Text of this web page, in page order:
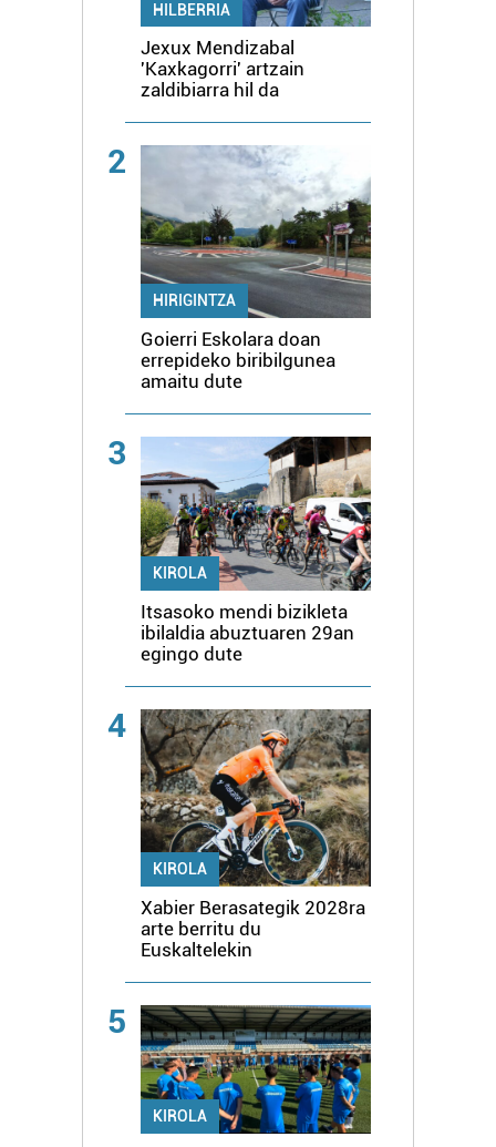
HILBERRIA
Jexux Mendizabal
'Kaxkagorri' artzain
zaldibiarra hil da
2
HIRIGINTZA
Goierri Eskolara doan
errepideko biribilgunea
amaitu dute
3
KIROLA
Itsasoko mendi bizikleta
ibilaldia abuztuaren 29an
egingo dute
4
KIROLA
Xabier Berasategik 2028ra
arte berritu du
Euskaltelekin
5
KIROLA